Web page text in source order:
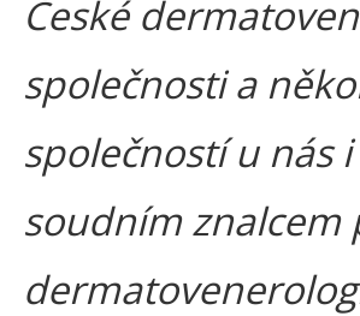
České
společnosti a
společností u nás
soudním znalcem